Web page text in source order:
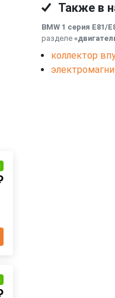
Также в
BMW 1 серия E81/
разделе
коллектор